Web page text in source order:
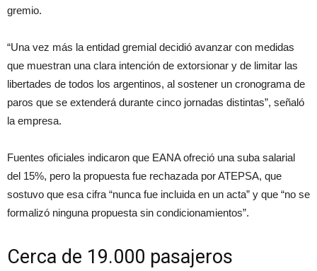
gremio.
“Una vez más la entidad gremial decidió avanzar con medidas
que muestran una clara intención de extorsionar y de limitar las
libertades de todos los argentinos, al sostener un cronograma de
paros que se extenderá durante cinco jornadas distintas”, señaló
la empresa.
Fuentes oficiales indicaron que EANA ofreció una suba salarial
del 15%, pero la propuesta fue rechazada por ATEPSA, que
sostuvo que esa cifra “nunca fue incluida en un acta” y que “no se
formalizó ninguna propuesta sin condicionamientos”.
Cerca de 19.000 pasajeros